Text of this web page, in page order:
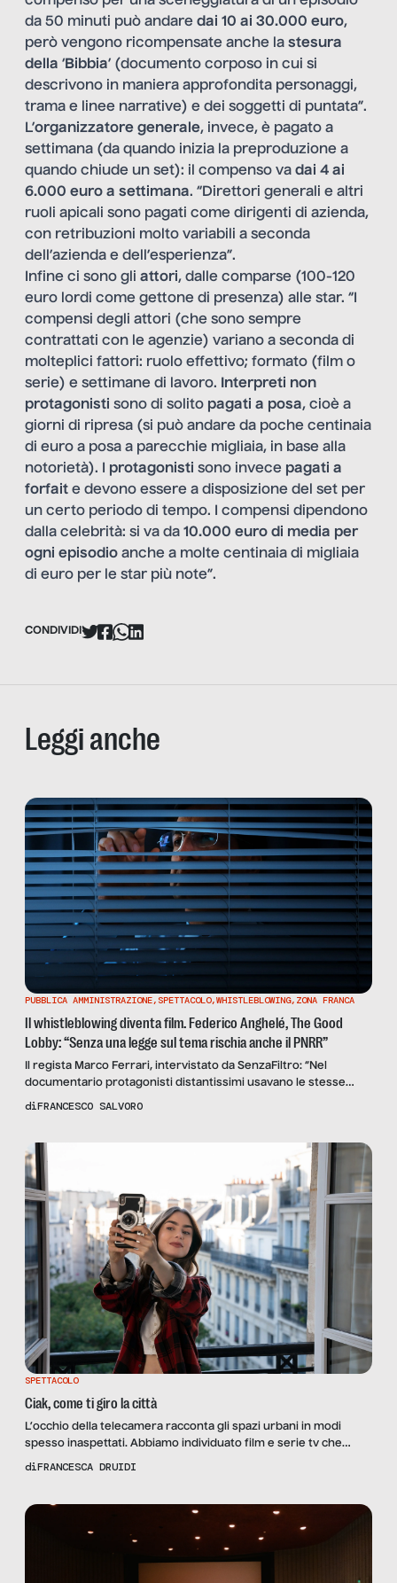
da 50 minuti può andare dai 10 ai 30.000 euro,
però vengono ricompensate anche la stesura
della ‘Bibbia’ (documento corposo in cui si
descrivono in maniera approfondita personaggi,
trama e linee narrative) e dei soggetti di puntata”.
L’organizzatore generale, invece, è pagato a
settimana (da quando inizia la preproduzione a
quando chiude un set): il compenso va dai 4 ai
6.000 euro a settimana. “Direttori generali e altri
ruoli apicali sono pagati come dirigenti di azienda,
con retribuzioni molto variabili a seconda
dell’azienda e dell’esperienza”.
Infine ci sono gli attori, dalle comparse (100-120
euro lordi come gettone di presenza) alle star. “I
compensi degli attori (che sono sempre
contrattati con le agenzie) variano a seconda di
molteplici fattori: ruolo effettivo; formato (film o
serie) e settimane di lavoro.
Interpreti non
protagonisti sono di solito pagati a posa, cioè a
giorni di ripresa (si può andare da poche centinaia
di euro a posa a parecchie migliaia, in base alla
notorietà). I protagonisti sono invece pagati a
forfait e devono essere a disposizione del set per
un certo periodo di tempo. I compensi dipendono
dalla celebrità: si va da 10.000 euro di media per
ogni episodio anche a molte centinaia di migliaia
di euro per le star più note”.
CONDIVIDI
Leggi anche
PUBBLICA AMMINISTRAZIONE, SPETTACOLO,WHISTLEBLOWING, ZONA FRANCA
Il whistleblowing diventa film. Federico Anghelé, The Good
Lobby: “Senza una legge sul tema rischia anche il PNRR”
Il regista Marco Ferrari, intervistato da SenzaFiltro: “Nel
documentario protagonisti distantissimi usavano le stesse
parole: mobbing, isolamento, stress psicologico”. E l’Italia è
diFRANCESCO SALVORO
SPETTACOLO
Ciak, come ti giro la città
L’occhio della telecamera racconta gli spazi urbani in modi
spesso inaspettati. Abbiamo individuato film e serie tv che
hanno descritto alcune città da prospettive particolari. Nel bene
diFRANCESCA DRUIDI